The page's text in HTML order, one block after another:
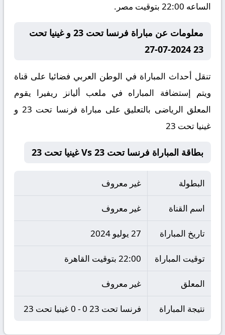
الساعه 22:00 بتوقيت مصر.
معلومات عن مباراة فرنسا تحت 23 و غينيا تحت
23 2024-07-27
تنقل أحداث المباراة في الوطن العربي فضائيا على قناة
ويتم إستضافة المباراه في ملعب أليانز ريفيرا يقوم
المعلق الرياضى بالتعليق على مباراة فرنسا تحت 23 و
غينيا تحت 23
بطاقة المباراة فرنسا تحت 23 Vs غينيا تحت 23
البطولة غير معروف
اسم القناة غير معروف
تاريخ المباراة 27 يوليو 2024
توقيت المباراة 22:00 بتوقيت القاهرة
المعلق غير معروف
نتيجة المباراة فرنسا تحت 23 0 - 0 غينيا تحت 23